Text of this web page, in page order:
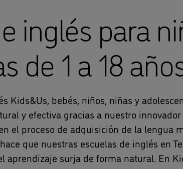
inglés para
de 1 a 18
Kids&Us, bebés, niños, niñas y
y efectiva gracias a nuestro
el proceso de adquisición de la lengua
que nuestras escuelas de inglés en
aprendizaje surja de forma natural. En